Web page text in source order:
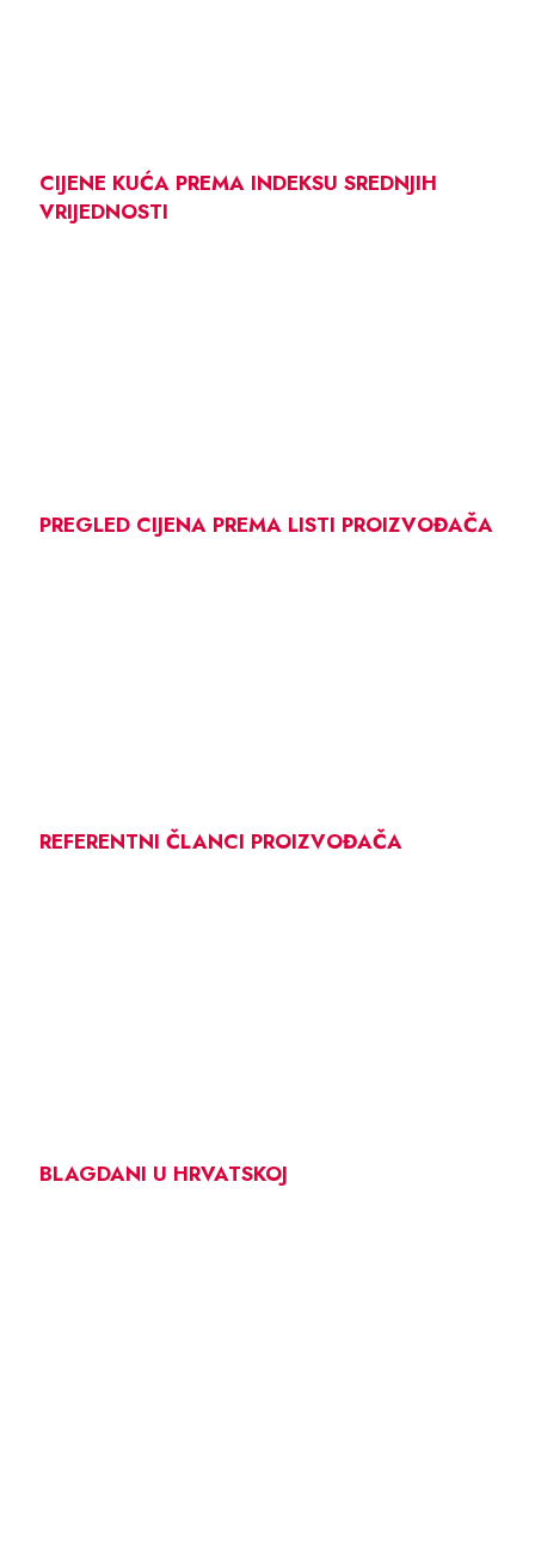
CIJENE KUĆA PREMA INDEKSU SREDNJIH
VRIJEDNOSTI
PREGLED CIJENA PREMA LISTI PROIZVOĐAČA
REFERENTNI ČLANCI PROIZVOĐAČA
BLAGDANI U HRVATSKOJ